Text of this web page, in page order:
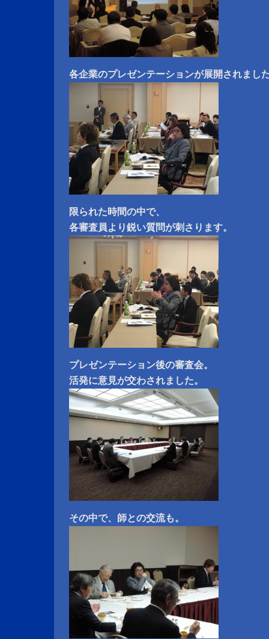
各企業のプレゼンテーションが展開されまし
限られた時間の中で、
各審査員より鋭い質問が刺さります。
プレゼンテーション後の審査会。
活発に意見が交わされました。
その中で、師との交流も。